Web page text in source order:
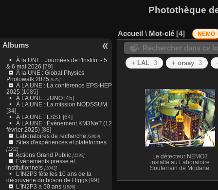
Photothèque
Albums
À la UNE : Journées de l'Institut - 5
& 6 mai 2026 [79]
À la UNE : Global Physics
Photowalk 2025 [625]
À LA UNE : La conférence EPS-HEP
2025 [1085]
À LA UNE : JUNO [45]
À LA UNE : La mission NODSSUM
[34]
À LA UNE : LSST[64]
À LA UNE : Événement KM3NeT (12
février 2025)[88]
Laboratoires de recherche [3869]
Sites d'expériences et plateformes
[1211]
Actions Grand Public[1193]
Événements presse et
institutionnels[1043]
L'IN2P3 fête les 10 ans de la
découverte du boson de Higgs[99]
L'IN2P3 a 50 ans[1586]
Accueil \ Mot-clé 4 NEMO
Rechercher dans ce
+ LAL 3 + orsay 3
Le détecteur NEMO3
installé au Laboratoire
Souterrain de Modane.